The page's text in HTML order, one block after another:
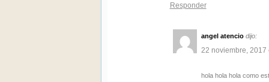
Responder
angel atencio dijo:
22 noviembre, 2017
hola hola hola como